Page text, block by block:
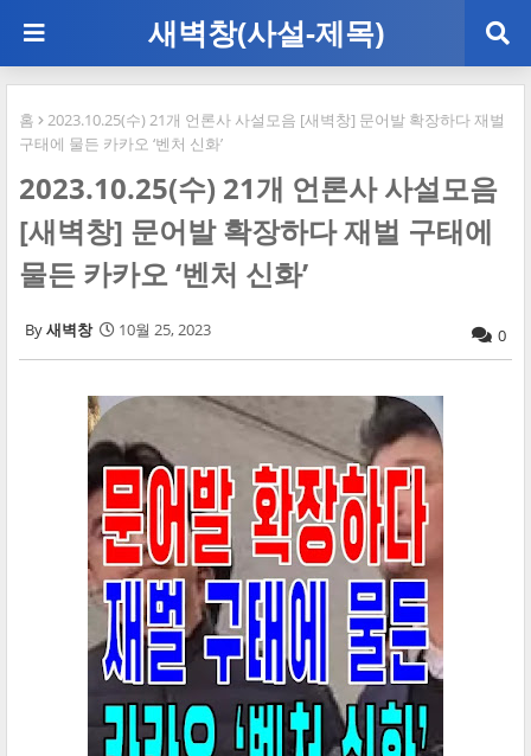
새벽창(사설-제목)
홈
2023.10.25(수) 21개 언론사 사설모음 [새벽창] 문어발 확장하다 재벌
구태에 물든 카카오 ‘벤처 신화’
2023.10.25(수) 21개 언론사 사설모음
[새벽창] 문어발 확장하다 재벌 구태에
물든 카카오 ‘벤처 신화’
새벽창 10월 25, 2023 0